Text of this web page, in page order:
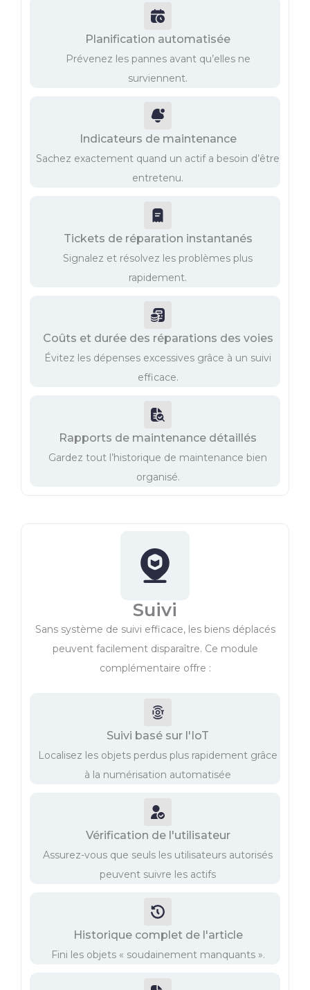
Planification automatisée
Prévenez les pannes avant qu’elles ne
surviennent.
Indicateurs de maintenance
Sachez exactement quand un actif a besoin d’être
entretenu.
Tickets de réparation instantanés
Signalez et résolvez les problèmes plus
rapidement.
Coûts et durée des réparations des voies
Évitez les dépenses excessives grâce à un suivi
efficace.
Rapports de maintenance détaillés
Gardez tout l’historique de maintenance bien
organisé.
Suivi
Sans système de suivi efficace, les biens déplacés
peuvent facilement disparaître. Ce module
complémentaire offre :
Suivi basé sur l'IoT
Localisez les objets perdus plus rapidement grâce
à la numérisation automatisée
Vérification de l'utilisateur
Assurez-vous que seuls les utilisateurs autorisés
peuvent suivre les actifs
Historique complet de l'article
Fini les objets « soudainement manquants ».